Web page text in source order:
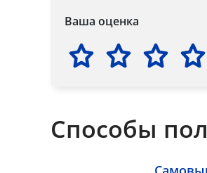
Ваша оценка
Способы